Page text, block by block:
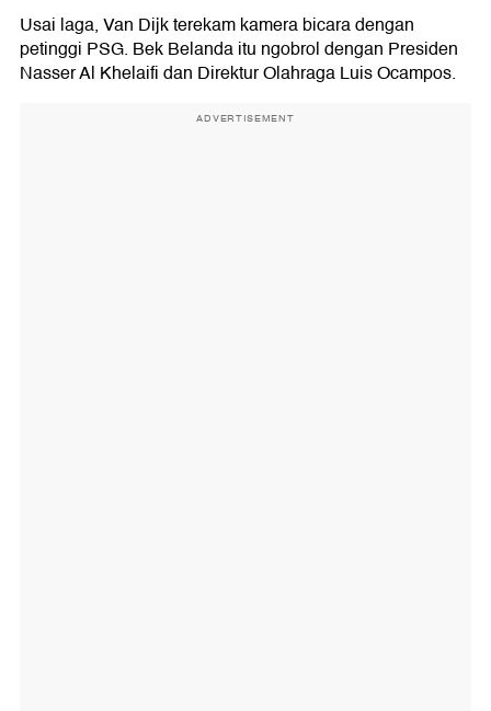
Usai laga, Van Dijk terekam kamera bicara dengan
petinggi PSG. Bek Belanda itu ngobrol dengan Presiden
Nasser Al Khelaifi dan Direktur Olahraga Luis Ocampos.
ADVERTISEMENT